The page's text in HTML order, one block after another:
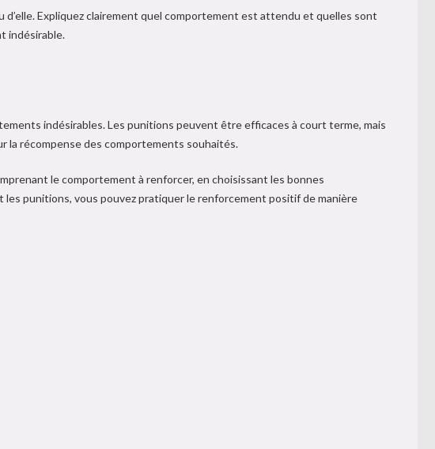
d’elle. Expliquez clairement quel comportement est attendu et quelles sont
indésirable.
indésirables. Les punitions peuvent être efficaces à court terme, mais
la récompense des comportements souhaités.
le comportement à renforcer, en choisissant les bonnes
punitions, vous pouvez pratiquer le renforcement positif de manière